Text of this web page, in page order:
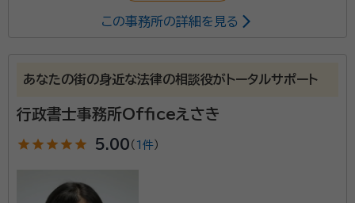
この事務所の詳細を見る
あなたの街の身近な法律の相談役がトータルサポート
行政書士事務所Officeえさき
star star star star star 5.00 （ 1件 ）